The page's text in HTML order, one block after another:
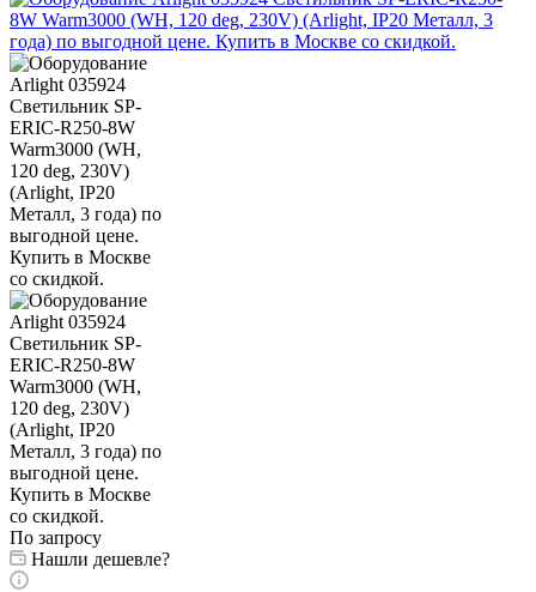
По запросу
Нашли дешевле?